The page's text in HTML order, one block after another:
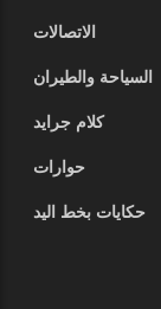
الاتصالات
السياحة والطيران
كلام جرايد
حوارات
حكايات بخط اليد